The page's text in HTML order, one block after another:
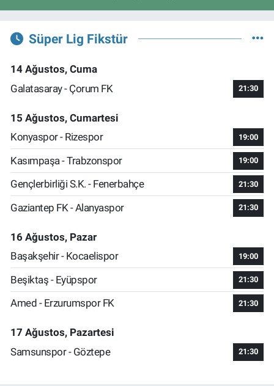
Süper Lig Fikstür
14 Ağustos, Cuma
Galatasaray - Çorum FK
21:30
15 Ağustos, Cumartesi
Konyaspor - Rizespor
19:00
Kasımpaşa - Trabzonspor 19:00
Gençlerbirliği S.K. - Fenerbahçe 21:30
Gaziantep FK - Alanyaspor 21:30
16 Ağustos, Pazar
Başakşehir - Kocaelispor
19:00
Beşiktaş - Eyüpspor 21:30
Amed - Erzurumspor FK 21:30
17 Ağustos, Pazartesi
Samsunspor - Göztepe
21:30